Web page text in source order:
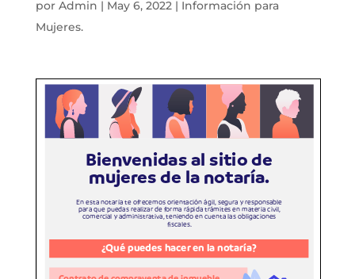
por Admin | May 6, 2022| Información para
Mujeres.